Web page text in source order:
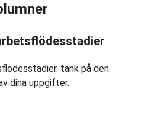
tänk på den
dina uppgifter.